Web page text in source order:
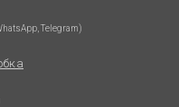
Telegram)